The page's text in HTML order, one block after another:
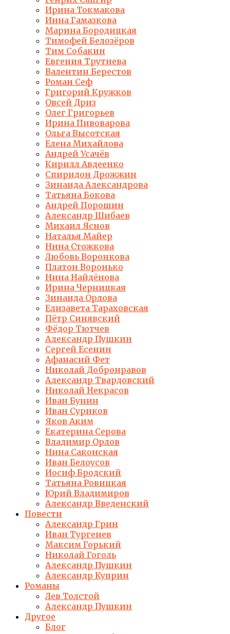
Ирина Токмакова
Инна Гамазкова
Марина Бородицкая
Тимофей Белозёров
Тим Собакин
Евгения Трутнева
Валентин Берестов
Роман Сеф
Григорий Кружков
Овсей Дриз
Олег Григорьев
Ирина Пивоварова
Ольга Высотская
Елена Михайлова
Андрей Усачёв
Кирилл Авдеенко
Спиридон Дрожжин
Зинаида Александрова
Татьяна Бокова
Андрей Порошин
Александр Шибаев
Михаил Яснов
Наталья Майер
Нина Стожкова
Любовь Воронкова
Платон Воронько
Нина Найдёнова
Ирина Черницкая
Зинаида Орлова
Елизавета Тараховская
Пётр Синявский
Фёдор Тютчев
Александр Пушкин
Сергей Есенин
Афанасий Фет
Николай Добронравов
Александр Твардовский
Николай Некрасов
Иван Бунин
Иван Суриков
Яков Аким
Екатерина Серова
Владимир Орлов
Нина Саконская
Иван Белоусов
Иосиф Бродский
Татьяна Ровицкая
Юрий Владимиров
Александр Введенский
Повести
Александр Грин
Иван Тургенев
Максим Горький
Николай Гоголь
Александр Пушкин
Александр Куприн
Романы
Лев Толстой
Александр Пушкин
Другое
Блог